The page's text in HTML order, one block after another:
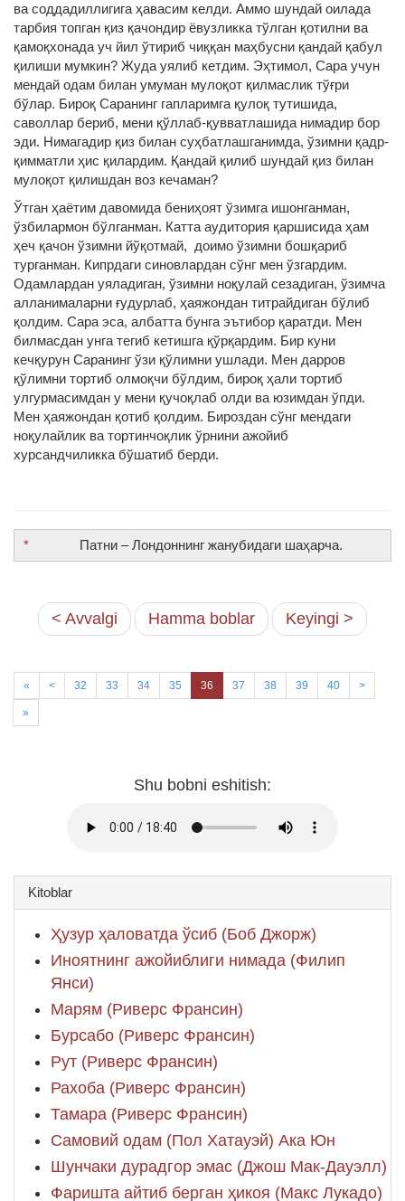
ва соддадиллигига ҳавасим келди. Аммо шундай оилада
тарбия топган қиз қачондир ёвузликка тўлган қотилни ва
қамоқхонада уч йил ўтириб чиққан маҳбусни қандай қабул
қилиши мумкин? Жуда уялиб кетдим. Эҳтимол, Сара учун
мендай одам билан умуман мулоқот қилмаслик тўғри
бўлар. Бироқ Саранинг гапларимга қулоқ тутишида,
саволлар бериб, мени қўллаб-қувватлашида нимадир бор
эди. Нимагадир қиз билан суҳбатлашганимда, ўзимни қадр-
қимматли ҳис қилардим. Қандай қилиб шундай қиз билан
мулоқот қилишдан воз кечаман?
Ўтган ҳаётим давомида бениҳоят ўзимга ишонганман,
ўзбилармон бўлганман. Катта аудитория қаршисида ҳам
ҳеч қачон ўзимни йўқотмай, доимо ўзимни бошқариб
турганман. Кипрдаги синовлардан сўнг мен ўзгардим.
Одамлардан уяладиган, ўзимни ноқулай сезадиган, ўзимча
алланималарни ғудурлаб, ҳаяжондан титрайдиган бўлиб
қолдим. Сара эса, албатта бунга эътибор қаратди. Мен
билмасдан унга тегиб кетишга қўрқардим. Бир куни
кечқурун Саранинг ўзи қўлимни ушлади. Мен дарров
қўлимни тортиб олмоқчи бўлдим, бироқ ҳали тортиб
улгурмасимдан у мени қучоқлаб олди ва юзимдан ўпди.
Мен ҳаяжондан қотиб қолдим. Бироздан сўнг мендаги
ноқулайлик ва тортинчоқлик ўрнини ажойиб
хурсандчиликка бўшатиб берди.
* Патни – Лондоннинг жанубидаги шаҳарча.
< Avvalgi Hamma boblar Keyingi >
« < 32 33 34 35 36 37 38 39 40 >
»
Shu bobni eshitish:
Kitoblar
Ҳузур ҳаловатда ўсиб (Боб Джорж)
Иноятнинг ажойиблиги нимада (Филип
Янси)
Марям (Риверс Франсин)
Бурсабо (Риверс Франсин)
Рут (Риверс Франсин)
Рахоба (Риверс Франсин)
Тамара (Риверс Франсин)
Самовий одам (Пол Хатауэй) Ака Юн
Шунчаки дурадгор эмас (Джош Мак-Дауэлл)
Фаришта айтиб берган ҳикоя (Макс Лукадо)